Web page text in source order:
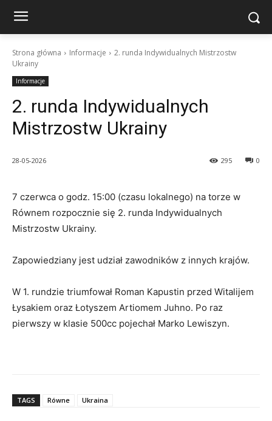
Strona główna Informacje
2. runda Indywidualnych Mistrzostw
Ukrainy
Informacje
2. runda Indywidualnych
Mistrzostw Ukrainy
28-05-2026 0
295
7 czerwca o godz. 15:00 (czasu lokalnego) na torze w
Równem rozpocznie się 2. runda Indywidualnych
Mistrzostw Ukrainy.
Zapowiedziany jest udział zawodników z innych krajów.
W 1. rundzie triumfował Roman Kapustin przed Witalijem
Łysakiem oraz Łotyszem Artiomem Juhno. Po raz
pierwszy w klasie 500cc pojechał Marko Lewiszyn.
TAGS Równe Ukraina